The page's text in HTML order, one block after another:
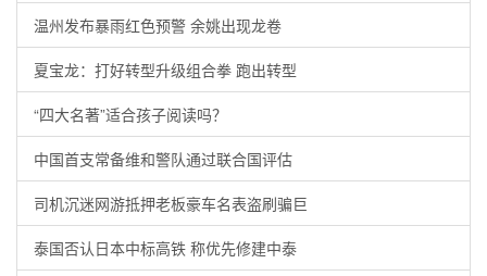
温州发布暴雨红色预警 余姚出现龙卷
夏宝龙：打好转型升级组合拳 跑出转型
“四大名著”适合孩子阅读吗？
中国首支常备维和警队通过联合国评估
司机沉迷网游抵押老板豪车名表盗刷骗巨
泰国否认日本中标高铁 称优先修建中泰